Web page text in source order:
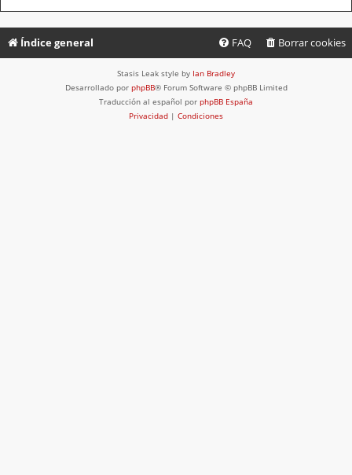
Índice general Borrar cookies
FAQ
Stasis Leak style by Ian Bradley
Desarrollado por phpBB® Forum Software © phpBB Limited
Traducción al español por phpBB España
Privacidad | Condiciones